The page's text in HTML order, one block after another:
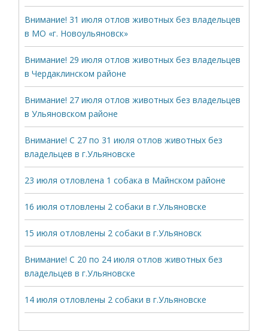
Внимание! 31 июля отлов животных без владельцев
в МО «г. Новоульяновск»
Внимание! 29 июля отлов животных без владельцев
в Чердаклинском районе
Внимание! 27 июля отлов животных без владельцев
в Ульяновском районе
Внимание! С 27 по 31 июля отлов животных без
владельцев в г.Ульяновске
23 июля отловлена 1 собака в Майнском районе
16 июля отловлены 2 собаки в г.Ульяновске
15 июля отловлены 2 собаки в г.Ульяновск
Внимание! С 20 по 24 июля отлов животных без
владельцев в г.Ульяновске
14 июля отловлены 2 собаки в г.Ульяновске